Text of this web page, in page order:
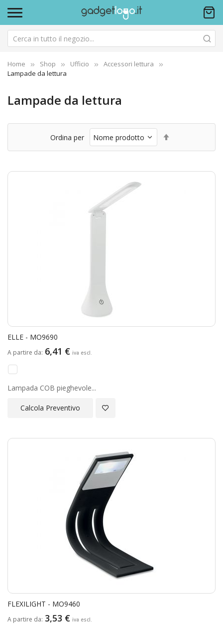
Home Shop Ufficio
Accessori lettura
Lampade da lettura
Lampade da lettura
Ordina per
direzione
ELLE - MO9690
A partire da 6,41 €
Lampada COB pieghevole...
Calcola Preventivo Aggiungi alla Lista Desideri
FLEXILIGHT - MO9460
A partire da 3,53 €